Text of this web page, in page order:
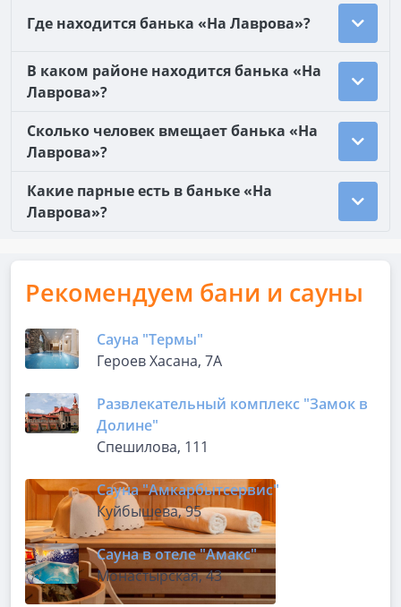
Где находится банька «На Лаврова»?
В каком районе находится банька «На
Лаврова»?
Сколько человек вмещает банька «На
Лаврова»?
Какие парные есть в баньке «На
Лаврова»?
Рекомендуем бани и сауны
Сауна "Термы"
Героев Хасана, 7А
Развлекательный комплекс "Замок в
Долине"
Спешилова, 111
Сауна "Амкарбытсервис"
Куйбышева, 95
Сауна в отеле "Амакс"
Монастырская, 43